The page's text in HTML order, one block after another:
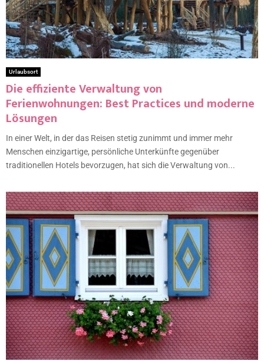
Urlaubsort
Die effiziente Verwaltung von
Ferienwohnungen: Best Practices und moderne
Lösungen
In einer Welt, in der das Reisen stetig zunimmt und immer mehr
Menschen einzigartige, persönliche Unterkünfte gegenüber
traditionellen Hotels bevorzugen, hat sich die Verwaltung von...